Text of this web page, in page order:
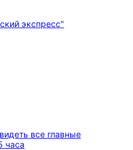
все главные
часа